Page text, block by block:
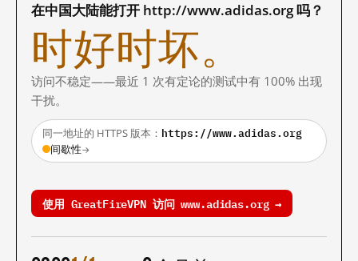
在中国大陆能打开 http://www.adidas.org 吗？
时好时坏。
访问不稳定——最近 1 次有定论的测试中有 100% 出现
干扰。
同一地址的 HTTPS 版本： https://www.adidas.org
间歇性→
使用 GreatFireVPN 访问 www.adidas.org →